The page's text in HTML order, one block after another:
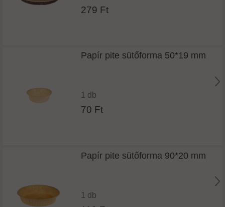
279 Ft
Papír pite sütőforma 50*19 mm
1 db
70 Ft
Papír pite sütőforma 90*20 mm
1 db